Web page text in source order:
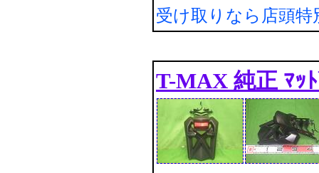
受け取りなら店頭特
T-MAX 純正 ﾏｯ